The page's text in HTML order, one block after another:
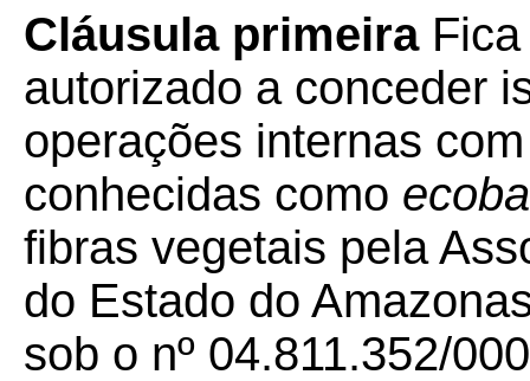
Cláusula primeira
autorizado a conceder
operações internas
conhecidas como
fibras vegetais pela
do Estado do
sob o nº 04.811.352/